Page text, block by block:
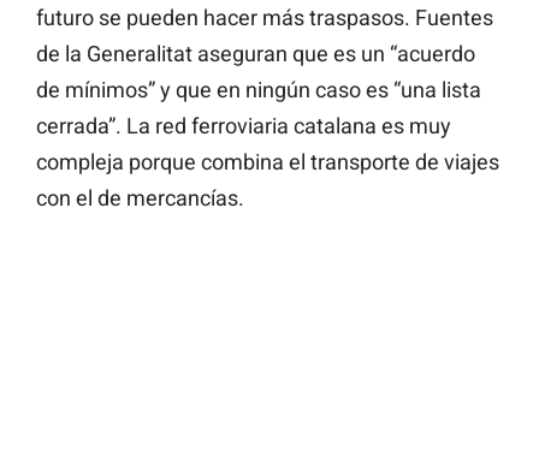
futuro se pueden hacer más traspasos. Fuentes
de la Generalitat aseguran que es un “acuerdo
de mínimos” y que en ningún caso es “una lista
cerrada”. La red ferroviaria catalana es muy
compleja porque combina el transporte de viajes
con el de mercancías.